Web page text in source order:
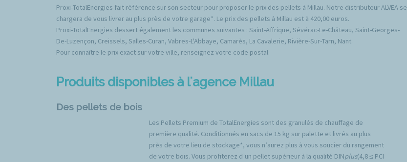
Proxi-TotalEnergies fait référence sur son secteur pour proposer le prix des pellets à Millau. Notre distributeur ALVEA se
chargera de vous livrer au plus près de votre garage*. Le prix des pellets à Millau est à 420,00 euros.
Proxi-TotalEnergies dessert également les communes suivantes : Saint-Affrique, Sévérac-Le-Château, Saint-Georges-
De-Luzençon, Creissels, Salles-Curan, Vabres-L'Abbaye, Camarès, La Cavalerie, Rivière-Sur-Tarn, Nant.
Pour connaître le prix exact sur votre ville, renseignez votre code postal.
Produits disponibles à l'agence Millau
Des pellets de bois
Les Pellets Premium de TotalEnergies sont des granulés de chauffage de
première qualité. Conditionnés en sacs de 15 kg sur palette et livrés au plus
près de votre lieu de stockage*, vous n’aurez plus à vous soucier du rangement
de votre bois. Vous profiterez d’un pellet supérieur à la qualité DINplus(4,8 ≤ PCI